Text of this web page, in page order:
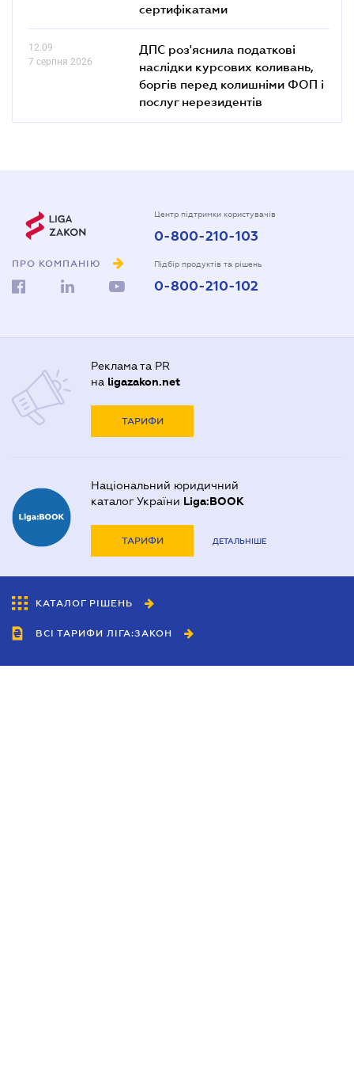
сертифікатами
12.09
7 серпня 2026
ДПС роз'яснила податкові
наслідки курсових коливань,
боргів перед колишніми ФОП і
послуг нерезидентів
ПРО КОМПАНІЮ
Центр підтримки користувачів
0-800-210-103
Підбір продуктів та рішень
0-800-210-102
Реклама та PR
на ligazakon.net
ТАРИФИ
Національний юридичний
каталог України Liga:BOOK
ТАРИФИ ДЕТАЛЬНІШЕ
КАТАЛОГ РІШЕНЬ
ВСІ ТАРИФИ ЛІГА:ЗАКОН